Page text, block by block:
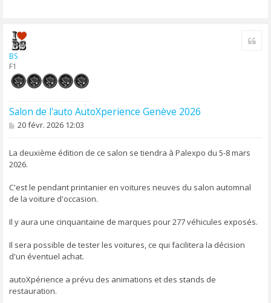
BS
F1
Salon de l'auto AutoXperience Genève 2026
M
s
a
g
20 févr. 2026 12:03
La deuxième édition de ce salon se tiendra à Palexpo du 5-8 mars
2026.
C'est le pendant printanier en voitures neuves du salon automnal
de la voiture d'occasion.
Il y aura une cinquantaine de marques pour 277 véhicules exposés.
Il sera possible de tester les voitures, ce qui facilitera la décision
d'un éventuel achat.
autoXpérience a prévu des animations et des stands de
restauration.